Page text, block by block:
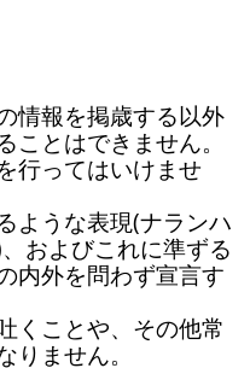
情報を掲歳する以外
とはできません。
行ってはいけませ
ような表現(ナランハ
およびこれに準ずる
内外を問わず宣言す
くことや、その他常
りません。